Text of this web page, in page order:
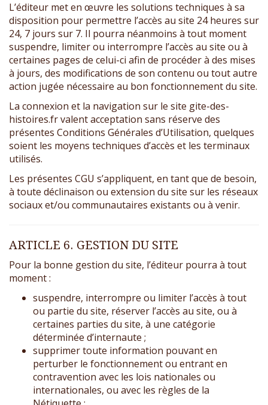
L’éditeur met en œuvre les solutions techniques à sa
disposition pour permettre l’accès au site 24 heures sur
24, 7 jours sur 7. Il pourra néanmoins à tout moment
suspendre, limiter ou interrompre l’accès au site ou à
certaines pages de celui-ci afin de procéder à des mises
à jours, des modifications de son contenu ou tout autre
action jugée nécessaire au bon fonctionnement du site.
La connexion et la navigation sur le site gite-des-
histoires.fr valent acceptation sans réserve des
présentes Conditions Générales d’Utilisation, quelques
soient les moyens techniques d’accès et les terminaux
utilisés.
Les présentes CGU s’appliquent, en tant que de besoin,
à toute déclinaison ou extension du site sur les réseaux
sociaux et/ou communautaires existants ou à venir.
ARTICLE 6. GESTION DU SITE
Pour la bonne gestion du site, l’éditeur pourra à tout
moment :
suspendre, interrompre ou limiter l’accès à tout
ou partie du site, réserver l’accès au site, ou à
certaines parties du site, à une catégorie
déterminée d’internaute ;
supprimer toute information pouvant en
perturber le fonctionnement ou entrant en
contravention avec les lois nationales ou
internationales, ou avec les règles de la